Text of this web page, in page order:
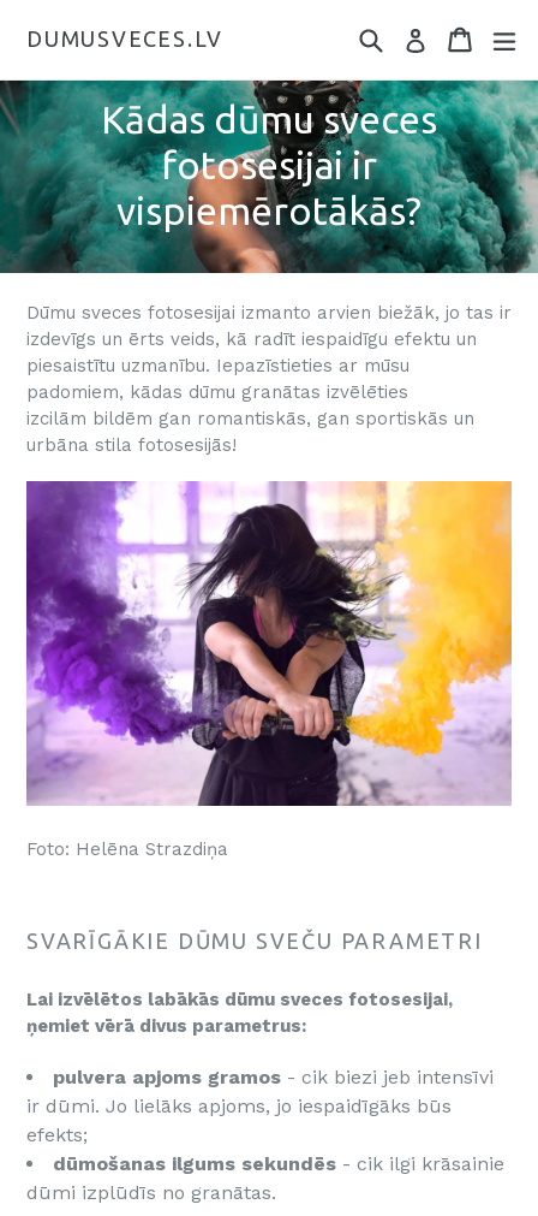
DUMUSVECES.LV
Kādas dūmu sveces
fotosesijai ir
vispiemērotākās?
Dūmu sveces fotosesijai izmanto arvien biežāk, jo tas ir
izdevīgs un ērts veids, kā radīt iespaidīgu efektu un
piesaistītu uzmanību. Iepazīstieties ar mūsu
padomiem, kādas dūmu granātas izvēlēties
izcilām bildēm gan romantiskās, gan sportiskās un
urbāna stila fotosesijās!
Foto: Helēna Strazdiņa
SVARĪGĀKIE DŪMU SVEČU PARAMETRI
Lai izvēlētos labākās dūmu sveces fotosesijai,
ņemiet vērā divus parametrus:
pulvera apjoms gramos - cik biezi jeb intensīvi
ir dūmi. Jo lielāks apjoms, jo iespaidīgāks būs
efekts;
dūmošanas ilgums sekundēs - cik ilgi krāsainie
dūmi izplūdīs no granātas.